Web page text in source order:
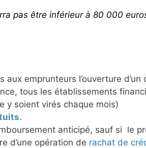
pas être inférieur à 80 000
aux emprunteurs l’ouverture
tous les établissements
y soient virés chaque mois)
anticipé, sauf si le
d’une opération de rachat de